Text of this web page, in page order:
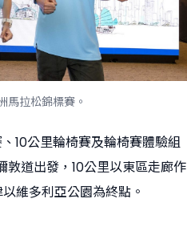
馬拉松錦標賽。
10公里輪椅賽及輪椅賽體驗組
敦道出發，10公里以東區走廊作
維多利亞公園為終點。